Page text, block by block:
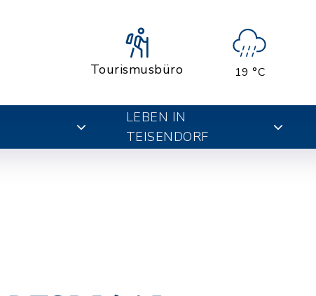
Tourismusbüro 19 °C
LEBEN IN
TEISENDORF